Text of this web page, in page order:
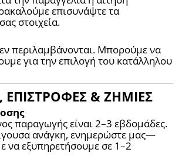
επισυνάψτε τα
στοιχεία.
περιλαμβάνονται. Μπορούμε να
για την επιλογή του κατάλληλου
& ΖΗΜΙΕΣ
παραγωγής είναι 2–3 εβδομάδες.
ανάγκη, ενημερώστε μας—
να εξυπηρετήσουμε σε 1–2